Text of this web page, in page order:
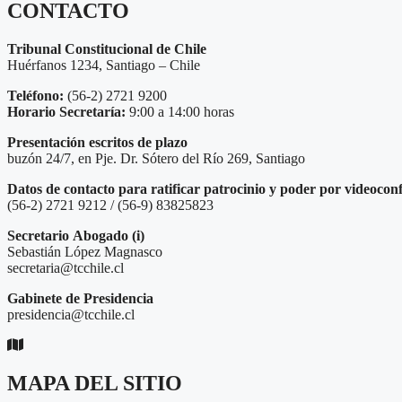
CONTACTO
Tribunal Constitucional de Chile
Huérfanos 1234, Santiago – Chile
Teléfono: (56-2) 2721 9200
Horario Secretaría: 9:00 a 14:00 horas
Presentación escritos de plazo
buzón 24/7, en Pje. Dr. Sótero del Río 269, Santiago
Datos de contacto para ratificar patrocinio y poder por
(56-2) 2721 9212 / (56-9) 83825823
Secretario Abogado (i)
Sebastián López Magnasco
secretaria@tcchile.cl
Gabinete de Presidencia
presidencia@tcchile.cl
MAPA DEL SITIO